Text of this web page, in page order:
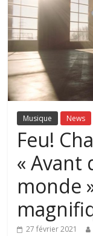
Musique News
Feu!
« Avant
monde
27 février 2021